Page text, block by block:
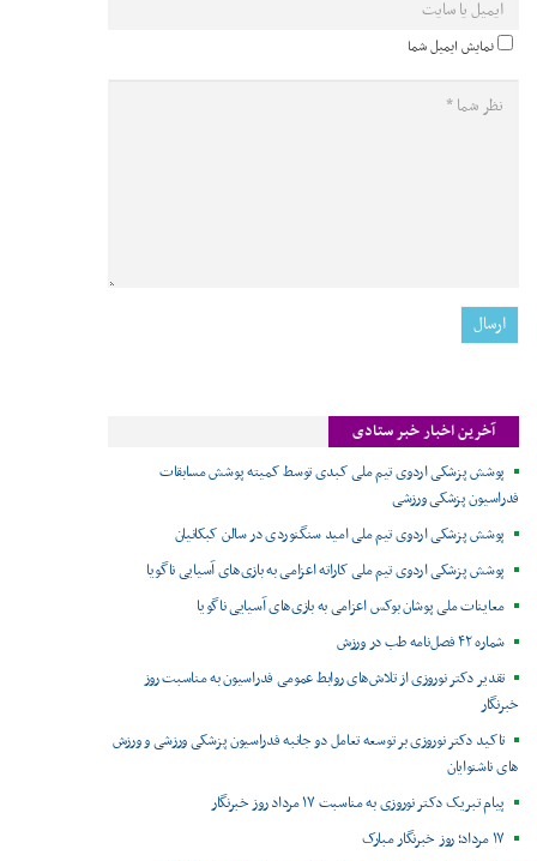
نمایش ایمیل شما
آخرین اخبار خبر ستادی
پوشش پزشکی اردوی تیم ملی کبدی توسط کمیته پوشش مسابقات
فدراسیون پزشکی ورزشی
پوشش پزشکی اردوی تیم ملی امید سنگنوردی در سالن کبکانیان
پوشش پزشکی اردوی تیم ملی کاراته اعزامی به بازی‌های آسیایی ناگویا
معاینات ملی پوشان بوکس اعزامی به بازی‌های آسیایی ناگویا
شماره ۴۲ فصل‌نامه طب در ورزش
تقدیر دکتر نوروزی از تلاش‌های روابط عمومی فدراسیون به مناسبت روز
خبرنگار
تاکید دکتر نوروزی بر توسعه تعامل دو جانبه فدراسیون پزشکی ورزشی و ورزش
های ناشنوایان
پیام تبریک دکتر نوروزی به مناسبت ۱۷ مرداد روز خبرنگار
۱۷ مرداد؛ روز خبرنگار مبارک